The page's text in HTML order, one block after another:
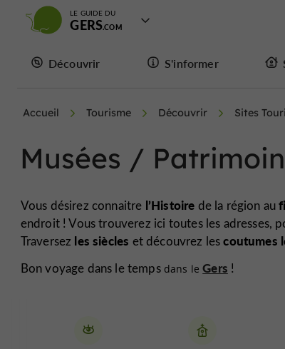
LE GUIDE DU
GERS
Découvrir S'informer
Accueil Tourisme Découvrir Sites
Musées /
Vous désirez connaitre l’Histoire de la région au
endroit ! Vous trouverez ici toutes les adresses,
Traversez les siècles et découvrez lescoutumes
Bon voyage dans le temps dans le Gers !